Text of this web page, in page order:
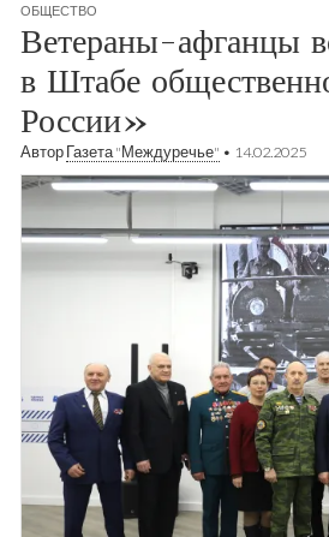
ОБЩЕСТВО
Ветераны-афганцы
в Штабе
России»
Автор Газета "Междуречье" • 14.02.2025